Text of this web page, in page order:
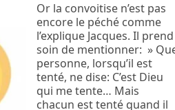
Or la convoitise n’est pas
encore le péché comme
l’explique Jacques. Il prend
soin de mentionner: »
personne, lorsqu’il est
tenté, ne dise: C’est Dieu
qui me tente… Mais
chacun est tenté quand il